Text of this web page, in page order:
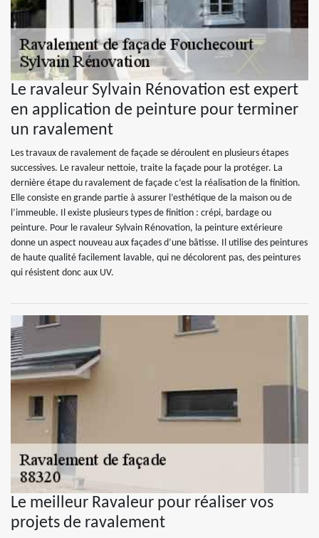
Le ravaleur Sylvain Rénovation est expert
en application de peinture pour terminer
un ravalement
Les travaux de ravalement de façade se déroulent en plusieurs étapes
successives. Le ravaleur nettoie, traite la façade pour la protéger. La
dernière étape du ravalement de façade c’est la réalisation de la finition.
Elle consiste en grande partie à assurer l’esthétique de la maison ou de
l’immeuble. Il existe plusieurs types de finition : crépi, bardage ou
peinture. Pour le ravaleur Sylvain Rénovation, la peinture extérieure
donne un aspect nouveau aux façades d’une bâtisse. Il utilise des peintures
de haute qualité facilement lavable, qui ne décolorent pas, des peintures
qui résistent donc aux UV.
Le meilleur Ravaleur pour réaliser vos
projets de ravalement